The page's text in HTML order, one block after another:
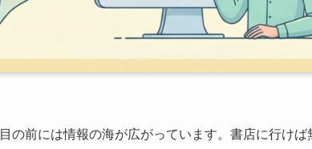
の前には情報の海が広がっています。書店に行けば